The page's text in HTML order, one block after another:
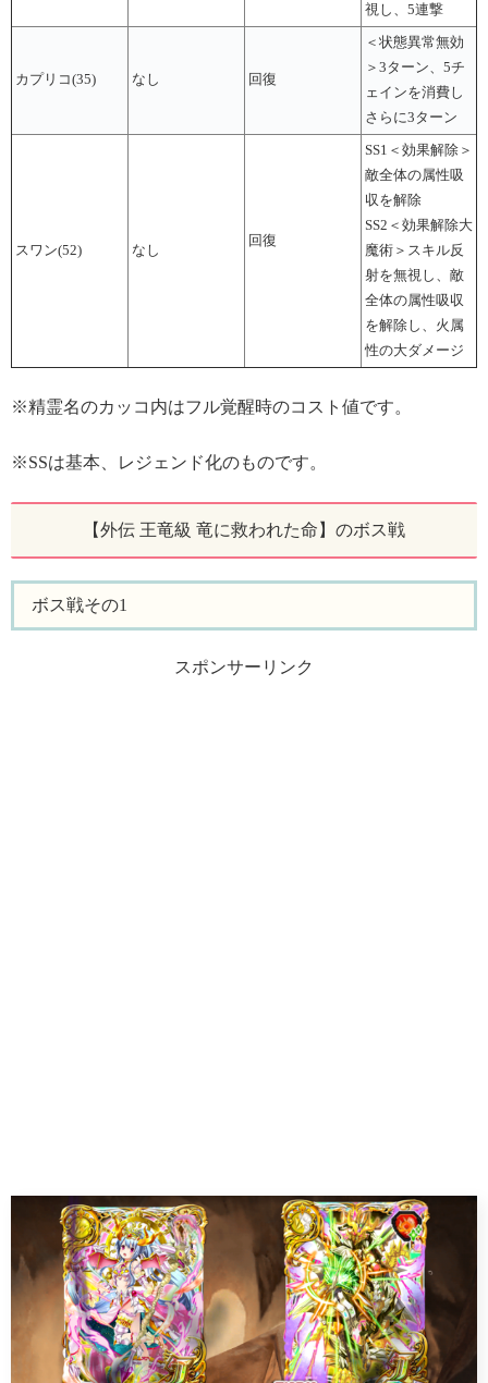
視し、5連撃
カプリコ(35) なし 回復
＜状態異常無効
＞3ターン、5チ
ェインを消費し
さらに3ターン
スワン(52) なし
回復
SS1＜効果解除＞
敵全体の属性吸
収を解除
SS2＜効果解除大
魔術＞スキル反
射を無視し、敵
全体の属性吸収
を解除し、火属
性の大ダメージ
※精霊名のカッコ内はフル覚醒時のコスト値です。
※SSは基本、レジェンド化のものです。
【外伝 王竜級 竜に救われた命】のボス戦
ボス戦その1
スポンサーリンク